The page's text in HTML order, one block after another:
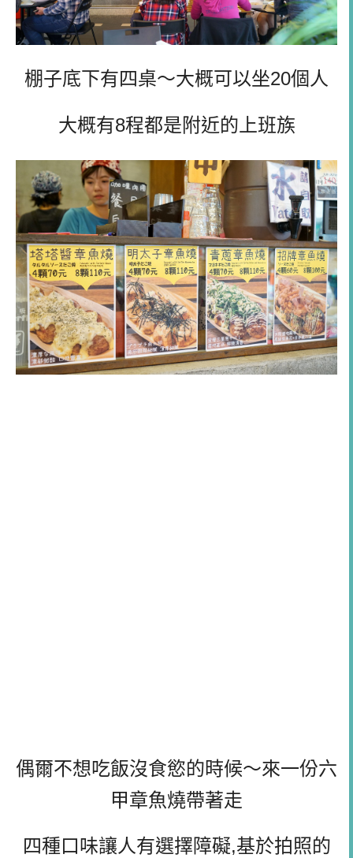
棚子底下有四桌～大概可以坐20個人
大概有8程都是附近的上班族
偶爾不想吃飯沒食慾的時候～來一份六
甲章魚燒帶著走
四種口味讓人有選擇障礙,基於拍照的